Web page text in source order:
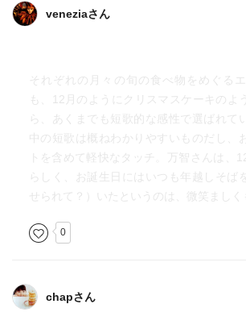
veneziaさん
それぞれの月々の旬の食べ物をめぐる
も、12月のようにクリスマスケーキのよ
ら、あくまでも短歌的な感性で選ばれて
中の短歌は概ねわかりやすいものだし、
トを含めて軽快なタッチ。万智さんは、
らしく、お誕生日にはいつも年越しそば
せられて？）いたというのは、微笑ましく
0
chapさん